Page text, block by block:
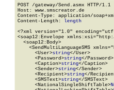
POST /gateway/Send.asmx HTTP/1.1
Host: www.smscreator.de
Content-Type: application/
Content-Length: length
<?xml version="1.0"
<soap12:Envelope
  <soap12:Body>
<SendMultiLanguageSMS
      <User>
string</User>
      <Password>
string</Password>
      <Caption>
string</Caption>
      <Sender>
string</Sender>
      <Recipient>
string</
      <SMSText>
string</SMSText>
      <NationalSingleShiftTable>